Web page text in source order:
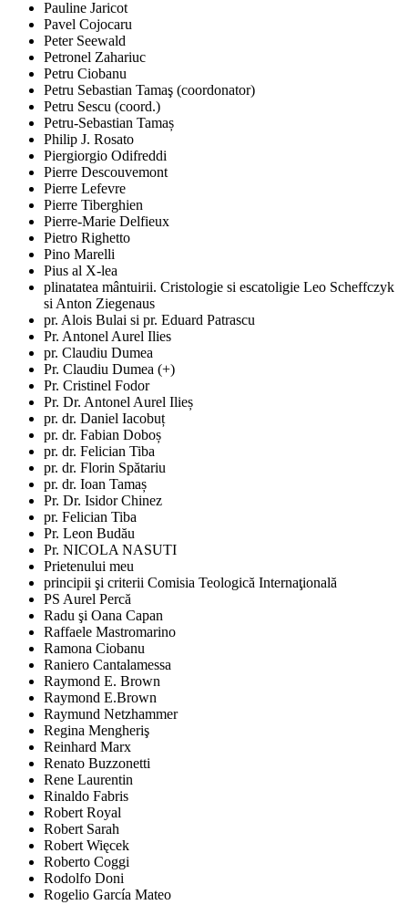
Pauline Jaricot
Pavel Cojocaru
Peter Seewald
Petronel Zahariuc
Petru Ciobanu
Petru Sebastian Tamaş (coordonator)
Petru Sescu (coord.)
Petru-Sebastian Tamaș
Philip J. Rosato
Piergiorgio Odifreddi
Pierre Descouvemont
Pierre Lefevre
Pierre Tiberghien
Pierre-Marie Delfieux
Pietro Righetto
Pino Marelli
Pius al X-lea
plinatatea mântuirii. Cristologie si escatoligie Leo Scheffczyk
si Anton Ziegenaus
pr. Alois Bulai si pr. Eduard Patrascu
Pr. Antonel Aurel Ilies
pr. Claudiu Dumea
Pr. Claudiu Dumea (+)
Pr. Cristinel Fodor
Pr. Dr. Antonel Aurel Ilieș
pr. dr. Daniel Iacobuț
pr. dr. Fabian Doboș
pr. dr. Felician Tiba
pr. dr. Florin Spătariu
pr. dr. Ioan Tamaș
Pr. Dr. Isidor Chinez
pr. Felician Tiba
Pr. Leon Budău
Pr. NICOLA NASUTI
Prietenului meu
principii şi criterii Comisia Teologică Internaţională
PS Aurel Percă
Radu şi Oana Capan
Raffaele Mastromarino
Ramona Ciobanu
Raniero Cantalamessa
Raymond E. Brown
Raymond E.Brown
Raymund Netzhammer
Regina Mengheriş
Reinhard Marx
Renato Buzzonetti
Rene Laurentin
Rinaldo Fabris
Robert Royal
Robert Sarah
Robert Więcek
Roberto Coggi
Rodolfo Doni
Rogelio García Mateo